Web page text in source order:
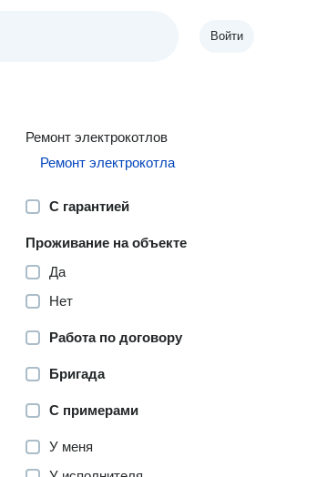
Войти
Ремонт электрокотлов
Ремонт электрокотла
С гарантией
Проживание на объекте
Да
Нет
Работа по договору
Бригада
С примерами
У меня